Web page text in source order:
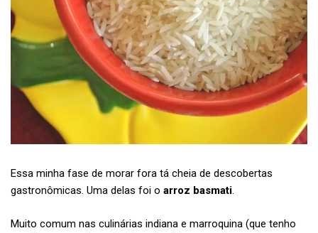
Essa minha fase de morar fora tá cheia de descobertas
gastronômicas. Uma delas foi o arroz basmati.
Muito comum nas culinárias indiana e marroquina (que tenho